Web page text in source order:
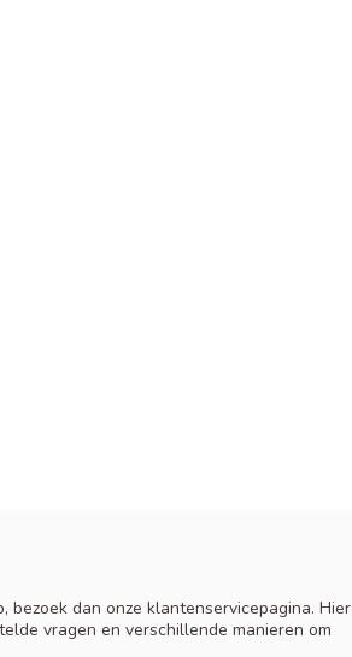
dan onze klantenservicepagina. Hier
vragen en verschillende manieren om